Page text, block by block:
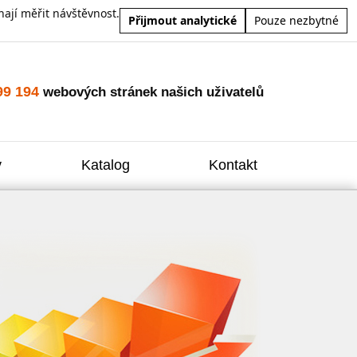
měřit návštěvnost.
Přijmout analytické Pouze nezbytné
194 webových stránek našich uživatelů
Katalog Kontakt